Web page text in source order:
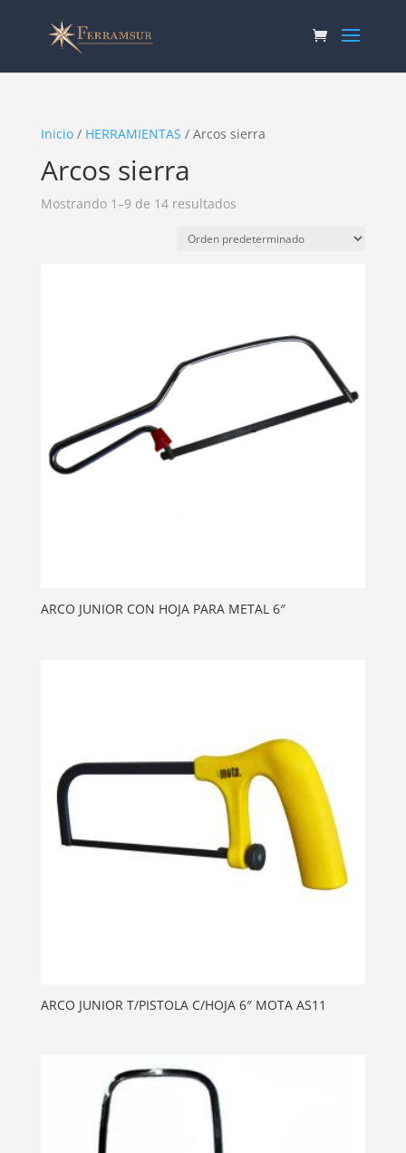
Inicio/ HERRAMIENTAS / Arcos sierra
Arcos sierra
Mostrando 1–9 de 14 resultados
ARCO JUNIOR CON HOJA PARA METAL 6″
ARCO JUNIOR T/PISTOLA C/HOJA 6″ MOTA AS11